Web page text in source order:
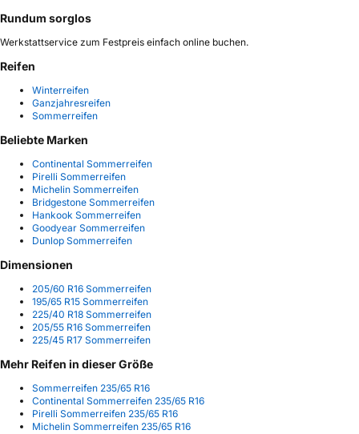
Rundum sorglos
Werkstattservice zum Festpreis einfach online buchen.
Reifen
Winterreifen
Ganzjahresreifen
Sommerreifen
Beliebte Marken
Continental Sommerreifen
Pirelli Sommerreifen
Michelin Sommerreifen
Bridgestone Sommerreifen
Hankook Sommerreifen
Goodyear Sommerreifen
Dunlop Sommerreifen
Dimensionen
205/60 R16 Sommerreifen
195/65 R15 Sommerreifen
225/40 R18 Sommerreifen
205/55 R16 Sommerreifen
225/45 R17 Sommerreifen
Mehr Reifen in dieser Größe
Sommerreifen 235/65 R16
Continental Sommerreifen 235/65 R16
Pirelli Sommerreifen 235/65 R16
Michelin Sommerreifen 235/65 R16